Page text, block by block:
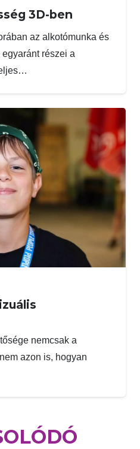
3D-ben
az alkotómunka és
részei a
nemcsak a
azon is, hogyan